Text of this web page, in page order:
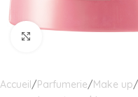
Accueil Parfumerie Make up